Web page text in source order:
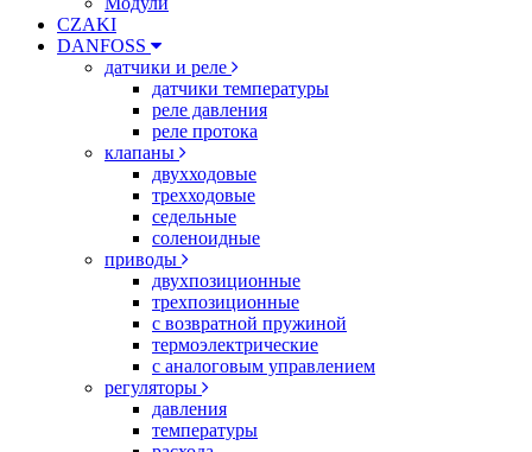
CZAKI
DANFOSS
датчики и реле
датчики температуры
реле давления
реле протока
клапаны
двухходовые
трехходовые
седельные
соленоидные
приводы
двухпозиционные
трехпозиционные
с возвратной пружиной
термоэлектрические
с аналоговым управлением
регуляторы
давления
температуры